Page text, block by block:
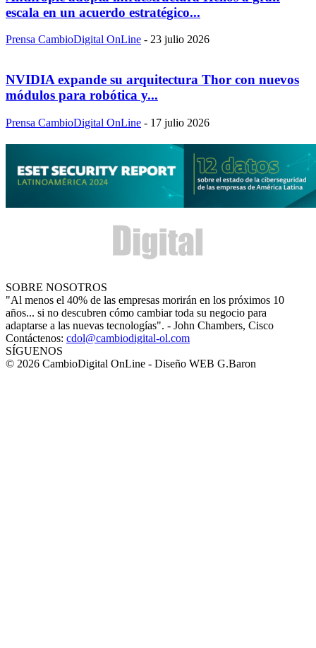
escala en un acuerdo estratégico...
Prensa CambioDigital OnLine - 23 julio 2026
NVIDIA expande su arquitectura Thor con nuevos
módulos para robótica y...
Prensa CambioDigital OnLine - 17 julio 2026
SOBRE NOSOTROS
"Al menos el 40% de las empresas morirán en los próximos 10
años... si no descubren cómo cambiar toda su negocio para
adaptarse a las nuevas tecnologías". - John Chambers, Cisco
Contáctenos: cdol@cambiodigital-ol.com
SÍGUENOS
© 2026 CambioDigital OnLine - Diseño WEB G.Baron